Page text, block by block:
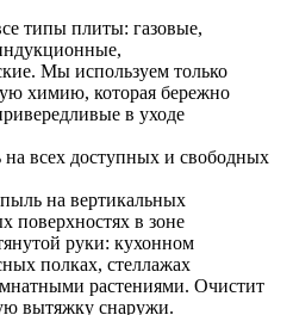
типы плиты: газовые,
Мы используем только
химию, которая бережно
в уходе
всех доступных и свободных
на вертикальных
поверхностях в зоне
руки: кухонном
полках, стеллажах
растениями. Очистит
вытяжку снаружи.